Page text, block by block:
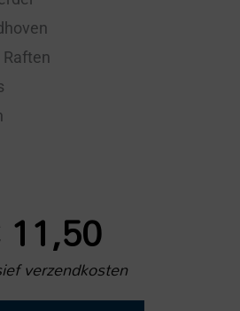
Raften
11,50
verzendkosten